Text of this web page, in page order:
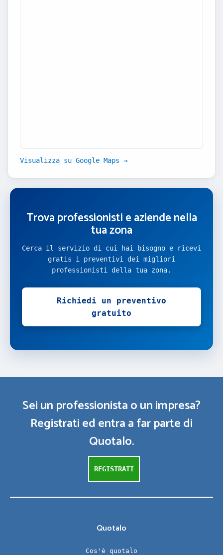
Visualizza su Google Maps →
Trova professionisti e aziende nella
tua zona
Cerca il servizio di cui hai bisogno e ricevi
gratis i preventivi dei migliori
professionisti della tua zona.
Richiedi un preventivo
gratuito
Sei un professionista o un impresa?
Registrati ed entra a far parte di
Quotalo.
REGISTRATI
Quotalo
Cos'è quotalo